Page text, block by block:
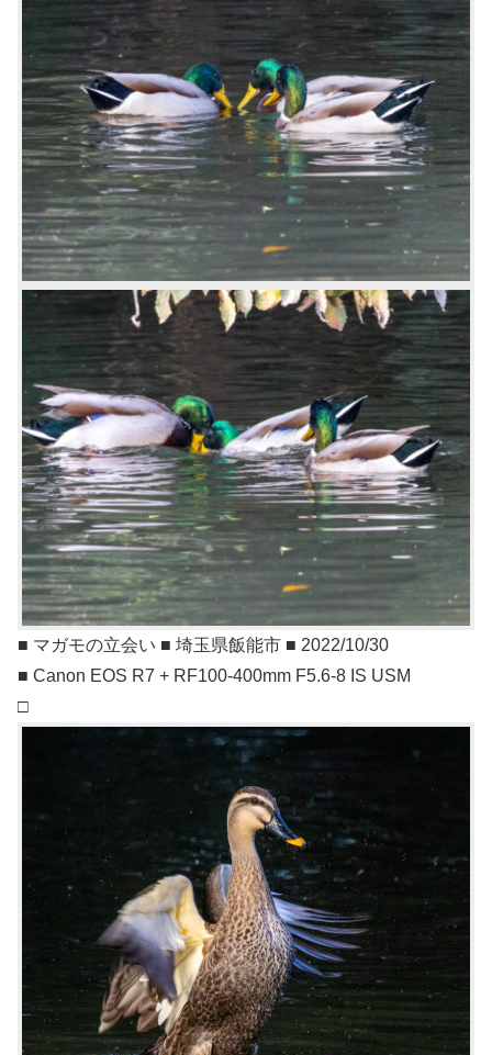
■ マガモの立会い ■ 埼玉県飯能市 ■ 2022/10/30
■ Canon EOS R7 + RF100-400mm F5.6-8 IS USM
□